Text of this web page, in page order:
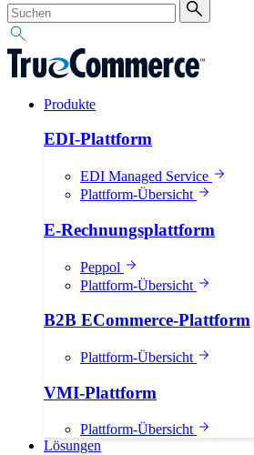
Produkte
EDI-Plattform
EDI Managed Service
Plattform-Übersicht
E-Rechnungsplattform
Peppol
Plattform-Übersicht
B2B ECommerce-Plattform
Plattform-Übersicht
VMI-Plattform
Plattform-Übersicht
Lösungen